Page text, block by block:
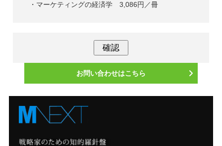
・マーケティングの経済学 3,086円／冊
お問い合わせはこちら